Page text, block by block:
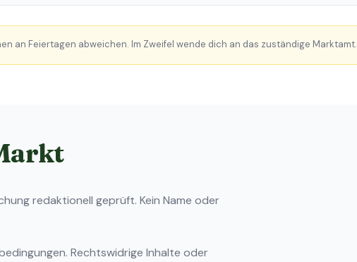
an Feiertagen abweichen. Im Zweifel wende dich an das zuständige Marktamt.
redaktionell geprüft. Kein Name oder
. Rechtswidrige Inhalte oder